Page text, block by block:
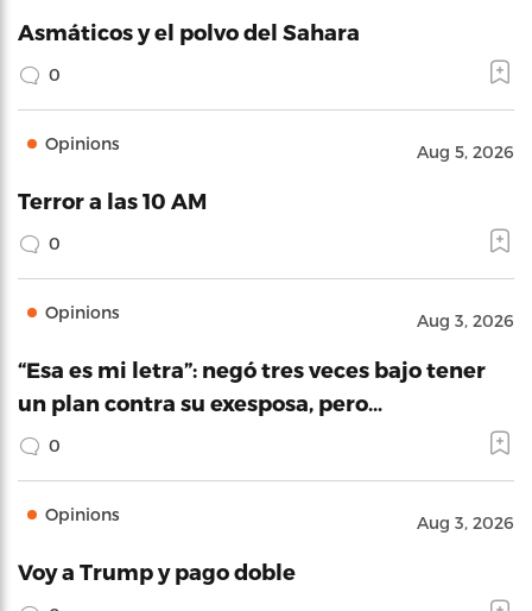
Asmáticos y el polvo del Sahara
0
Opinions Aug 5, 2026
Terror a las 10 AM
0
Opinions Aug 3, 2026
“Esa es mi letra”: negó tres veces bajo tener
un plan contra su exesposa, pero…
0
Opinions Aug 3, 2026
Voy a Trump y pago doble